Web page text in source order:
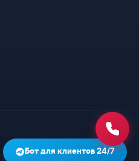
Бот для клиентов 24/7